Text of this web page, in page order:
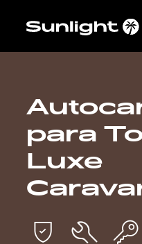
Modeller
Finn din
Finn
para
Luxe